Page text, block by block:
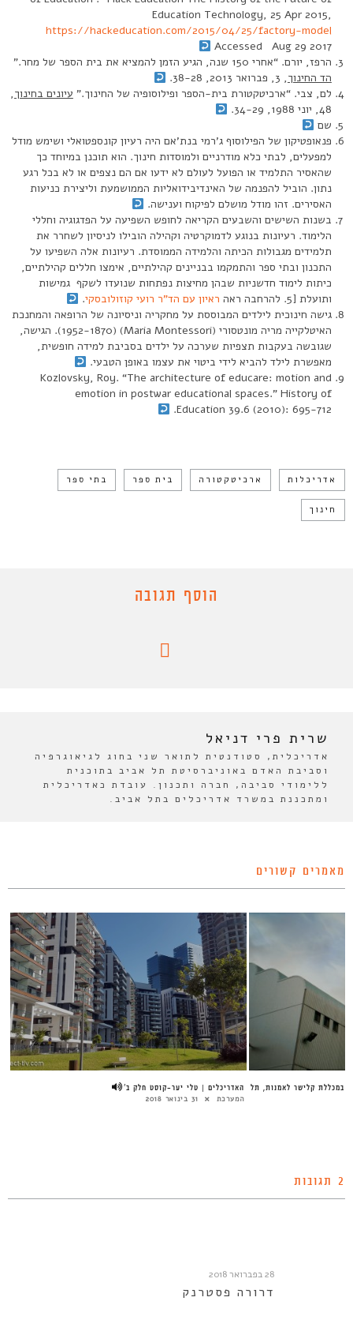
Education Technology, 25 Apr 2015,
https://hackeducation.com/2015/04/25/factory-model
Accessed Aug 29 2017
הרפז, יורם. “אחרי 150 שנה, הגיע הזמן להמציא את בית הספר של מחר.”
הד החינוך, 3, פברואר 2013, 38-28.
לם, צבי. “ארכיטקטורת בית-הספר ופילוסופיה של החינוך.” עיונים בחינוך,
48, יוני 1988, 34-29.
שם
פנאופטיקון של הפילוסוף ג’רמי בנת’אם היה רעיון קונספטואלי ושימש מודל
למפעלים, לבתי כלא מודרניים ולמוסדות חינוך. הוא תוכנן במיוחד כך
שהאסיר התלמיד או הפועל לעולם לא ידעו אם הם נצפים או לא בכל רגע
נתון. הוביל להפנמה של האינדיבידואליות הממושמעת וליצירת כניעות
האסירים. זהו מודל מושלם לפיקוח וענישה.
בשנות השישים והשבעים הקריאה לחופש השפיעה על הפדגוגיה וחללי
הלימוד. רעיונות בנוגע לדמוקרטיה וקהילה הובילו לניסיון לשחרר את
תלמידים מגבולות הכיתה והלמידה הממוסדת. רעיונות אלה השפיעו על
התכנון ובתי ספר והתמקמו בבניינים קהילתיים, אימצו חללים קהילתיים,
כיתות לימוד חדשניות שבהן מחיצות נפתחות שנועדו לשקף גמישות
ותועלת [5. להרחבה ראה
ראיון עם הד”ר רועי קוזולובסקי.
גישה חינוכית לילדים המבוססת על מחקריה וניסיונה של הרופאה והמחנכת
האיטלקייה מריה מונטסורי (Maria Montessori) (1952-1870). הגישה,
שגובשה בעקבות תצפיות שערכה על ילדים בסביבת למידה חופשית,
מאפשרת לילד להביא לידי ביטוי את עצמו באופן הטבעי.
Kozlovsky, Roy. “The architecture of educare: motion and
emotion in postwar educational spaces.” History of
Education 39.6 (2010): 695-712.‏
אדריכלות ארכיטקטורה בית ספר בתי ספר
חינוך
הוסף תגובה
שרית פרי דניאל
אדריכלית, סטודנטית לתואר שני בחוג לגיאוגרפיה
וסביבת האדם באוניברסיטת תל אביב בתוכנית
ללימודי סביבה, חברה ותכנון. עובדת כאדריכלית
ומתכננת במשרד אדריכלים בתל אביב.
מאמרים קשורים
חמישה בניינים | סיור עם תיאה קיסלוב במכללת קלישר לאמנות, תל
אביב
2 תגובות
28 בפברואר 2018
דרורה פסטרנק